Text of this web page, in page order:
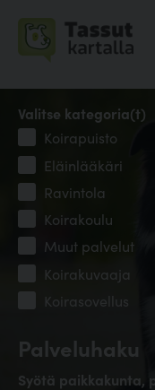
Palveluhaku
Syötä paikkakunta,
Valitse kategoria(t)
Koirapuisto
Eläinlääkäri
Ravintola
Koirakoulu
Muut palvelut
Koirakuvaaja
Koirasovellus